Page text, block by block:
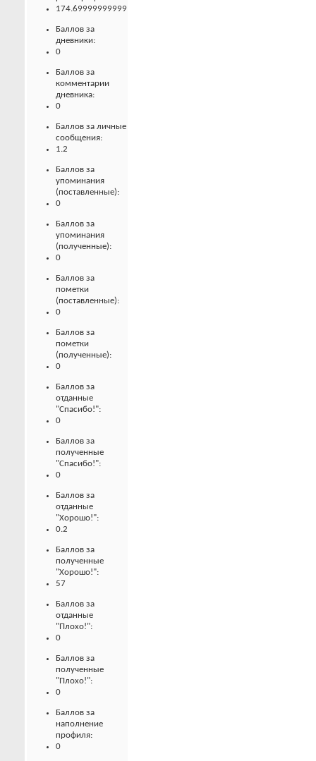
174.69999999999
Баллов за
дневники:
0
Баллов за
комментарии
дневника:
0
Баллов за личные
сообщения:
1.2
Баллов за
упоминания
(поставленные):
0
Баллов за
упоминания
(полученные):
0
Баллов за
пометки
(поставленные):
0
Баллов за
пометки
(полученные):
0
Баллов за
отданные
"Спасибо!":
0
Баллов за
полученные
"Спасибо!":
0
Баллов за
отданные
"Хорошо!":
0.2
Баллов за
полученные
"Хорошо!":
57
Баллов за
отданные
"Плохо!":
0
Баллов за
полученные
"Плохо!":
0
Баллов за
наполнение
профиля:
0